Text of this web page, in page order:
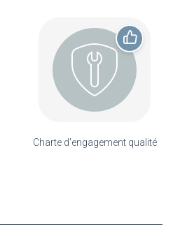
Charte d'engagement qualité